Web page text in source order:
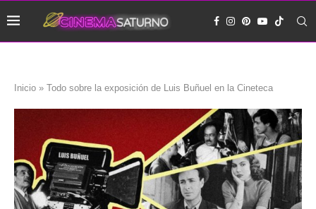
Inicio » Todo sobre la exposición de Luis Buñuel en la Cineteca